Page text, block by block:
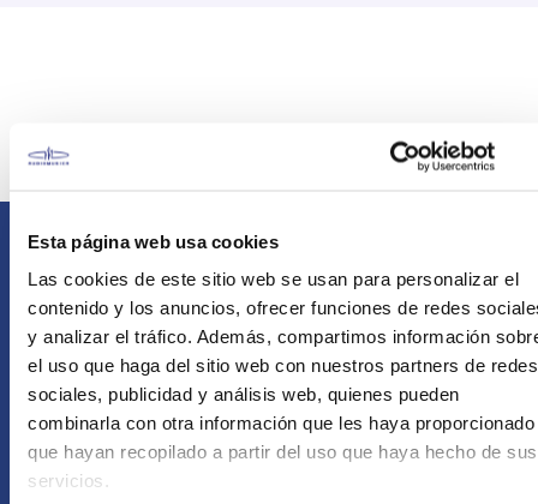
Esta página web usa cookies
Las cookies de este sitio web se usan para personalizar el
contenido y los anuncios, ofrecer funciones de redes
y analizar el tráfico. Además, compartimos información
el uso que haga del sitio web con nuestros partners de redes
sociales, publicidad y análisis web, quienes pueden
combinarla con otra información que les haya proporcionado
que hayan recopilado a partir del uso que haya hecho de sus
servicios.
Atención Postventa
+51 958418476
+51 977624112
Acerca de Nosotros